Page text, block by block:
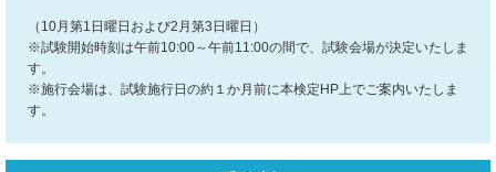
（10月第1日曜日および2月第3日曜日）
※試験開始時刻は午前10:00～午前11:00の間で、試験会場が決定いたしま
す。
※施行会場は、試験施行日の約１か月前に本検定HP上でご案内いたしま
す。